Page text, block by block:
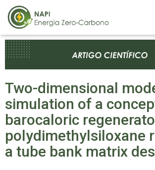
Two-dimensional
simulation of a
barocaloric
polydimethylsiloxane
a tube bank matrix